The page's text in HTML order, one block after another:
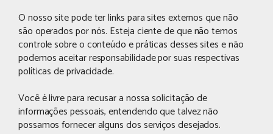
O nosso site pode ter links para sites externos que não
são operados por nós. Esteja ciente de que não temos
controle sobre o conteúdo e práticas desses sites e não
podemos aceitar responsabilidade por suas respectivas
políticas de privacidade.
Você é livre para recusar a nossa solicitação de
informações pessoais, entendendo que talvez não
possamos fornecer alguns dos serviços desejados.